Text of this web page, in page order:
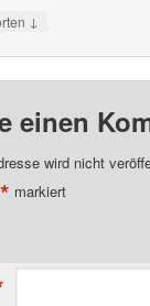
↓
einen
wird nicht
* markiert